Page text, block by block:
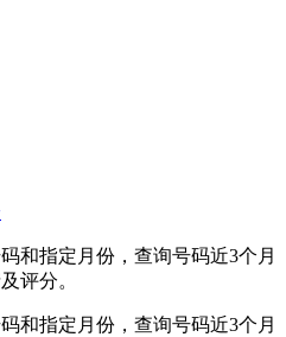
和指定月份，查询号码近3个月
评分。
和指定月份，查询号码近3个月